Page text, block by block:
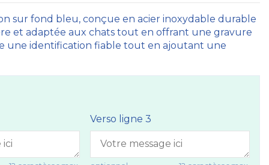
sur fond bleu, conçue en acier inoxydable durable
et adaptée aux chats tout en offrant une gravure
une identification fiable tout en ajoutant une
Verso ligne 3